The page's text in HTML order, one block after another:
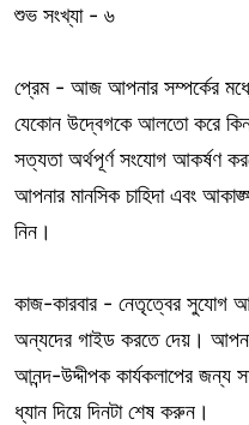
শুভ সংখ্যা - ৬
প্রেম - আজ আপনার সম্পর্কের
যেকোন উদ্বেগকে আলতো করে
সত্যতা অর্থপূর্ণ সংযোগ আকর্ষণ
আপনার মানসিক চাহিদা এবং
নিন।
কাজ-কারবার - নেতৃত্বের সুযোগ
অন্যদের গাইড করতে দেয়।
আনন্দ-উদ্দীপক কার্যকলাপের
ধ্যান দিয়ে দিনটা শেষ করুন।